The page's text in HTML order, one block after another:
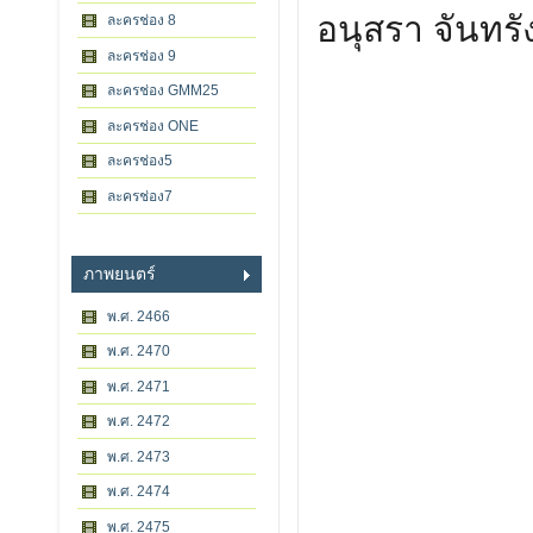
ละครช่อง 8
ละครช่อง 9
ละครช่อง GMM25
ละครช่อง ONE
ละครช่อง5
ละครช่อง7
ภาพยนตร์
พ.ศ. 2466
พ.ศ. 2470
พ.ศ. 2471
พ.ศ. 2472
พ.ศ. 2473
พ.ศ. 2474
พ.ศ. 2475
อนุสรา จันทรั